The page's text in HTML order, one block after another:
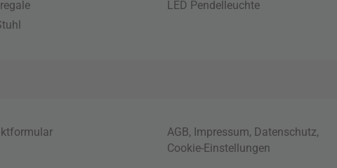
LED Pendelleuchte
AGB, Impressum, Datenschutz,
Cookie-Einstellungen